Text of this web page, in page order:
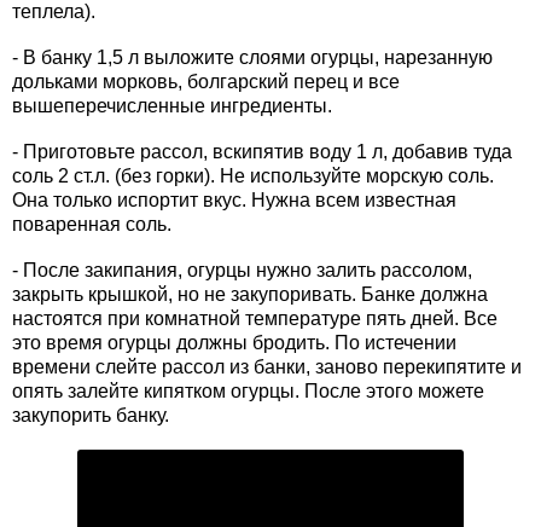
теплела).
- В банку 1,5 л выложите слоями огурцы, нарезанную
дольками морковь, болгарский перец и все
вышеперечисленные ингредиенты.
- Приготовьте рассол, вскипятив воду 1 л, добавив туда
соль 2 ст.л. (без горки). Не используйте морскую соль.
Она только испортит вкус. Нужна всем известная
поваренная соль.
- После закипания, огурцы нужно залить рассолом,
закрыть крышкой, но не закупоривать. Банке должна
настоятся при комнатной температуре пять дней. Все
это время огурцы должны бродить. По истечении
времени слейте рассол из банки, заново перекипятите и
опять залейте кипятком огурцы. После этого можете
закупорить банку.